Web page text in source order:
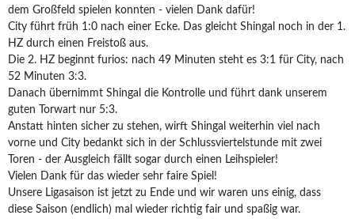
dem Großfeld spielen konnten - vielen Dank dafür!
City führt früh 1:0 nach einer Ecke. Das gleicht Shingal noch in der 1.
HZ durch einen Freistoß aus.
Die 2. HZ beginnt furios: nach 49 Minuten steht es 3:1 für City, nach
52 Minuten 3:3.
Danach übernimmt Shingal die Kontrolle und führt dank unserem
guten Torwart nur 5:3.
Anstatt hinten sicher zu stehen, wirft Shingal weiterhin viel nach
vorne und City bedankt sich in der Schlussviertelstunde mit zwei
Toren - der Ausgleich fällt sogar durch einen Leihspieler!
Vielen Dank für das wieder sehr faire Spiel!
Unsere Ligasaison ist jetzt zu Ende und wir waren uns einig, dass
diese Saison (endlich) mal wieder richtig fair und spaßig war.